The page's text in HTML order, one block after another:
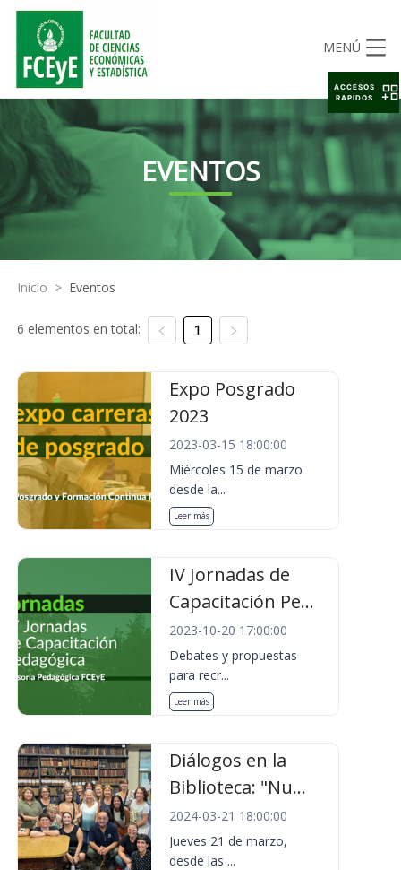
MENÚ
EVENTOS
Inicio > Eventos
6 elementos en total: 1
Expo Posgrado
2023
2023-03-15 18:00:00
Miércoles 15 de marzo
desde la...
Leer más
IV Jornadas de
Capacitación Pe...
2023-10-20 17:00:00
Debates y propuestas
para recr...
Leer más
Diálogos en la
Biblioteca: "Nu...
2024-03-21 18:00:00
Jueves 21 de marzo,
desde las ...
ACCESOS
RAPIDOS